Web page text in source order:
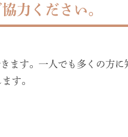
力ください。
ます。一人でも多くの方
す。